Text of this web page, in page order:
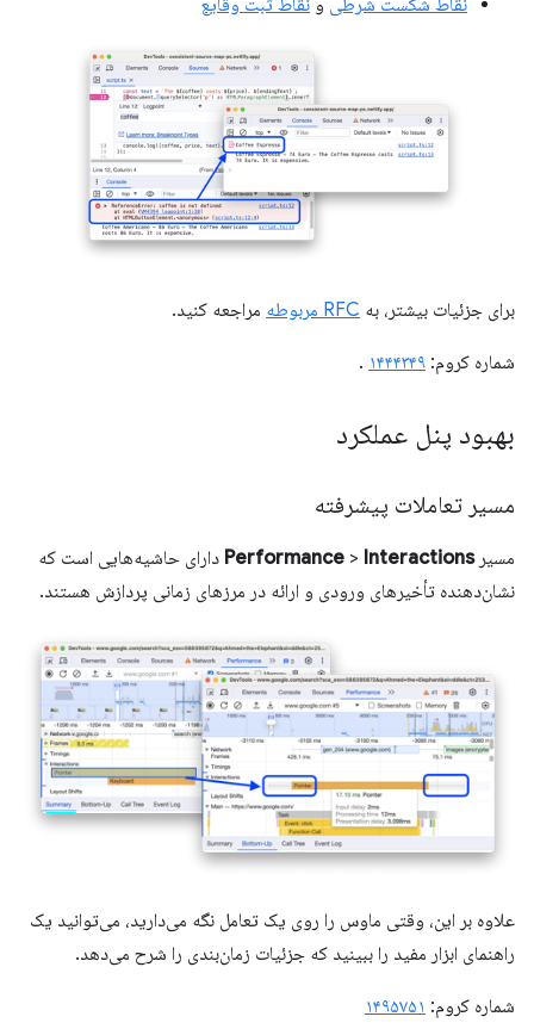
نقاط شکست شرطی و نقاط ثبت وقایع
برای جزئیات بیشتر، به RFC مربوطه مراجعه کنید.
شماره کروم: ۱۴۴۴۳۴۹ .
بهبود پنل عملکرد
مسیر تعاملات پیشرفته
مسیر Performance > Interactions
دارای حاشیه‌هایی است که
نشان‌دهنده تأخیرهای ورودی و ارائه در مرزهای زمانی پردازش هستند.
علاوه بر این، وقتی ماوس را روی یک تعامل نگه می‌دارید، می‌توانید یک
راهنمای ابزار مفید را ببینید که جزئیات زمان‌بندی را شرح می‌دهد.
شماره کروم: ۱۴۹۵۷۵۱